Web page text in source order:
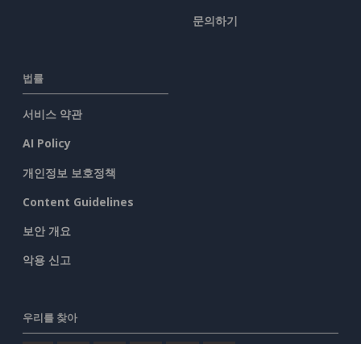
문의하기
법률
서비스 약관
AI Policy
개인정보 보호정책
Content Guidelines
보안 개요
악용 신고
우리를 찾아